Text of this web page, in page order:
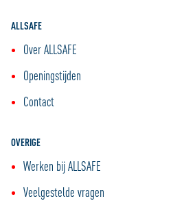
ALLSAFE
Over ALLSAFE
Openingstijden
Contact
OVERIGE
Werken bij ALLSAFE
Veelgestelde vragen